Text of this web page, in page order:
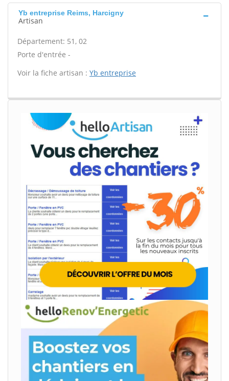
Yb entreprise Reims, Harcigny
Artisan
Département: 51, 02
Porte d'entrée -
Voir la fiche artisan : Yb entreprise